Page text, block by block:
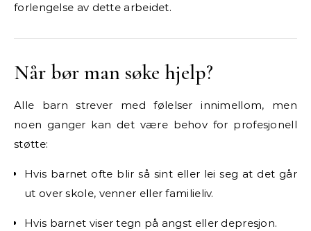
forlengelse av dette arbeidet.
Når bør man søke hjelp?
Alle barn strever med følelser innimellom, men
noen ganger kan det være behov for profesjonell
støtte:
Hvis barnet ofte blir så sint eller lei seg at det går
ut over skole, venner eller familieliv.
Hvis barnet viser tegn på angst eller depresjon.